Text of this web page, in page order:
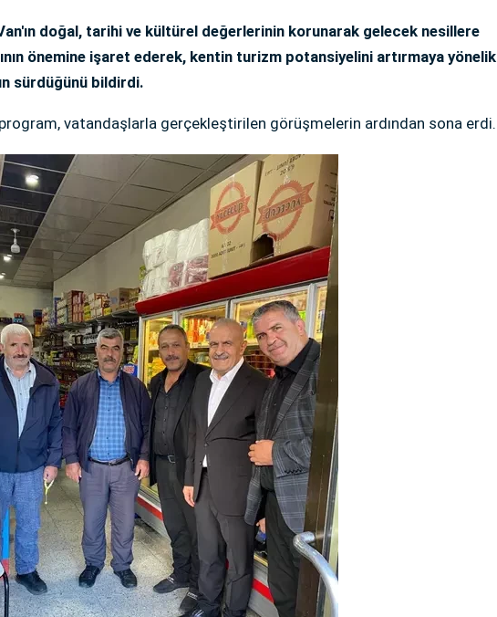
doğal, tarihi ve kültürel değerlerinin korunarak gelecek nesillere
önemine işaret ederek, kentin turizm potansiyelini artırmaya yönelik
sürdüğünü bildirdi.
vatandaşlarla gerçekleştirilen görüşmelerin ardından sona erdi.